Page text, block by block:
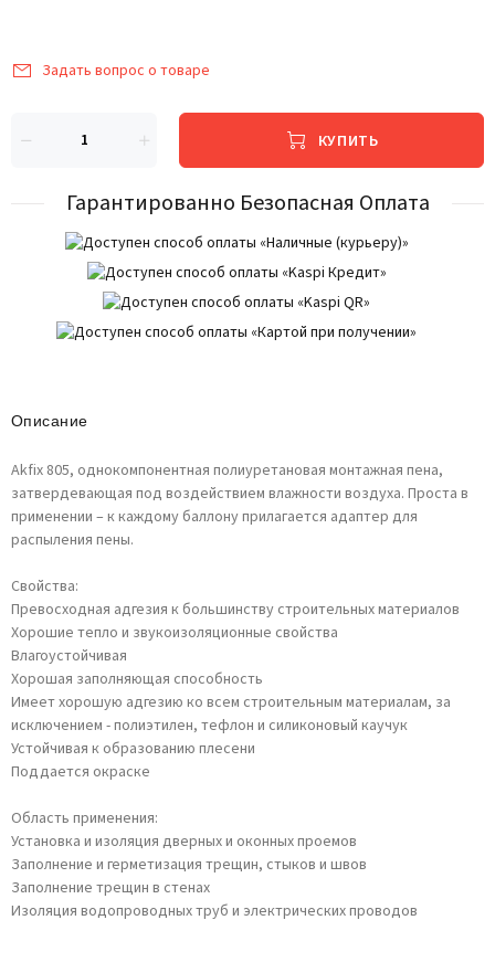
Задать вопрос о товаре
КУПИТЬ
Гарантированно Безопасная Оплата
Описание
Akfix 805, однокомпонентная полиуретановая монтажная пена,
затвердевающая под воздействием влажности воздуха. Проста в
применении – к каждому баллону прилагается адаптер для
распыления пены.
Свойства:
Превосходная адгезия к большинству строительных материалов
Хорошие тепло и звукоизоляционные свойства
Влагоустойчивая
Хорошая заполняющая способность
Имеет хорошую адгезию ко всем строительным материалам, за
исключением - полиэтилен, тефлон и силиконовый каучук
Устойчивая к образованию плесени
Поддается окраске
Область применения:
Установка и изоляция дверных и оконных проемов
Заполнение и герметизация трещин, стыков и швов
Заполнение трещин в стенах
Изоляция водопроводных труб и электрических проводов